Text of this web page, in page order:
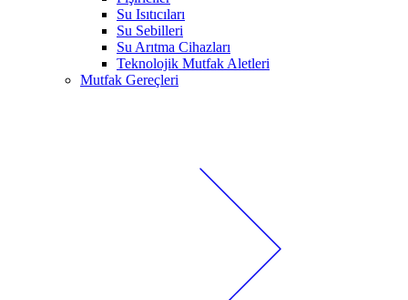
Su Isıtıcıları
Su Sebilleri
Su Arıtma Cihazları
Teknolojik Mutfak Aletleri
Mutfak Gereçleri